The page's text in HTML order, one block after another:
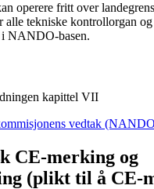
operere fritt over
alle tekniske kontrollorgan og
NANDO-basen.
kapittel VII
vedtak
CE-merking og
(plikt til å CE-